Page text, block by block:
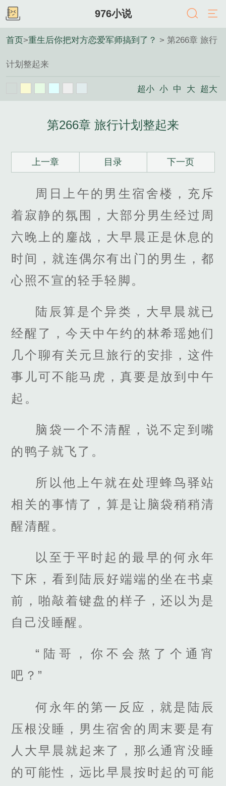
976小说
首页>重生后你把对方恋爱军师搞到了？ > 第266章 旅行
计划整起来
超小 小 中 大 超大
第266章 旅行计划整起来
上一章 目录 下一页
周日上午的男生宿舍楼，充斥
着寂静的氛围，大部分男生经过周
六晚上的鏖战，大早晨正是休息的
时间，就连偶尔有出门的男生，都
心照不宣的轻手轻脚。
陆辰算是个异类，大早晨就已
经醒了，今天中午约的林希瑶她们
几个聊有关元旦旅行的安排，这件
事儿可不能马虎，真要是放到中午
起。
脑袋一个不清醒，说不定到嘴
的鸭子就飞了。
所以他上午就在处理蜂鸟驿站
相关的事情了，算是让脑袋稍稍清
醒清醒。
以至于平时起的最早的何永年
下床，看到陆辰好端端的坐在书桌
前，啪敲着键盘的样子，还以为是
自己没睡醒。
“陆哥，你不会熬了个通宵
吧？”
何永年的第一反应，就是陆辰
压根没睡，男生宿舍的周末要是有
人大早晨就起来了，那么通宵没睡
的可能性，远比早晨按时起的可能